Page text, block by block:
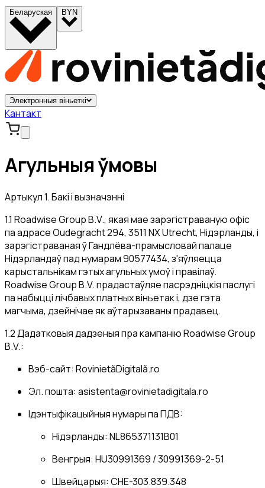
Беларуская BYN
Электронныя віньеткі
Кантакт
Агульныя ўмовы
Артыкул 1. Бакі і вызначэнні
1.1 Roadwise Group B.V., якая мае зарэгістраваную офіс
па адрасе Oudegracht 294, 3511 NX Utrecht, Нідэрланды, і
зарэгістраваная ў Гандлёва-прамысловай палаце
Нідэрландаў пад нумарам 90577434, з'яўляецца
карыстальнікам гэтых агульных умоў і правілаў.
Roadwise Group B.V. прадастаўляе пасрэдніцкія паслугі
па набыцці лічбавых платных віньетак і, дзе гэта
магчыма, дзейнічае як аўтарызаваны прадавец.
1.2 Дадатковыя дадзеныя пра кампанію Roadwise Group
B.V.:
Вэб-сайт: RovinietăDigitală.ro
Эл. пошта: asistenta@rovinietadigitala.ro
Ідэнтыфікацыйныя нумары па ПДВ:
Нідэрланды: NL865371131B01
Венгрыя: HU30991369 / 30991369-2-51
Швейцарыя: CHE-303.839.348